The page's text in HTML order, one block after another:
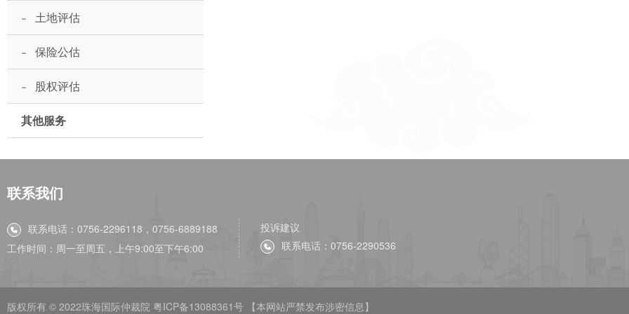
- 土地评估
- 保险公估
- 股权评估
其他服务
联系我们
联系电话：0756-2296118，0756-6889188
工作时间：周一至周五，上午9:00至下午6:00
投诉建议
联系电话：0756-2290536
版权所有 © 2022珠海国际仲裁院 粤ICP备13088361号 【本网站严禁发布涉密信息】